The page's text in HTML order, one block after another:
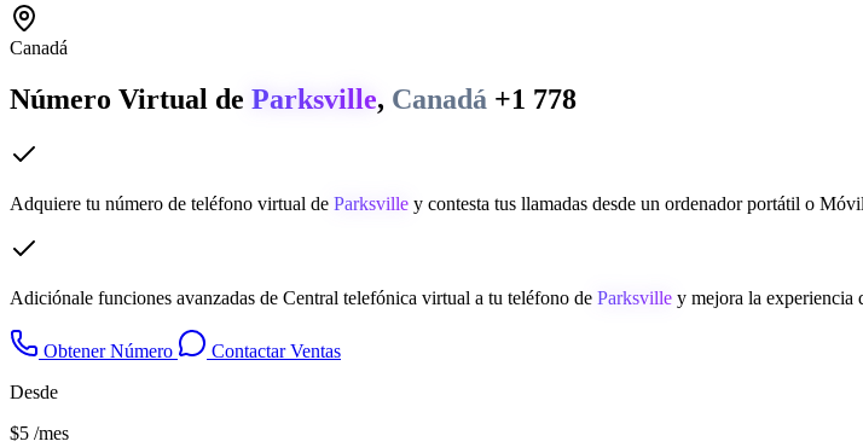
Canadá
Número Virtual de Parksville, Canadá +1 778
Adquiere tu número de teléfono virtual de Parksville y contesta tus llamadas desde un ordenador portátil o
Adiciónale funciones avanzadas de Central telefónica virtual a tu teléfono de Parksville y mejora la experiencia
Obtener Número
Contactar Ventas
Desde
$5 /mes